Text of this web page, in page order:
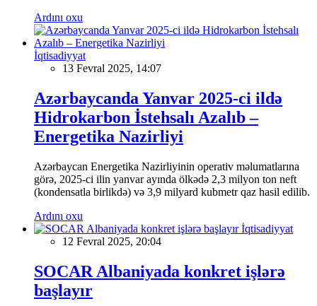
Ardını oxu
İqtisadiyyat
13 Fevral 2025, 14:07
Azərbaycanda Yanvar 2025-ci ildə
Hidrokarbon İstehsalı Azalıb –
Energetika Nazirliyi
Azərbaycan Energetika Nazirliyinin operativ məlumatlarına
görə, 2025-ci ilin yanvar ayında ölkədə 2,3 milyon ton neft
(kondensatla birlikdə) və 3,9 milyard kubmetr qaz hasil edilib.
Ardını oxu
İqtisadiyyat
12 Fevral 2025, 20:04
SOCAR Albaniyada konkret işlərə
başlayır